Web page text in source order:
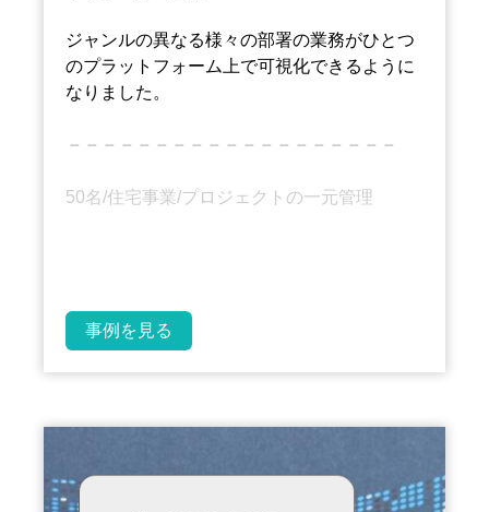
ジャンルの異なる様々の部署の業務がひとつ
のプラットフォーム上で可視化できるように
なりました。
－－－－－－－－－－－－－－－－－－－
50名/住宅事業/プロジェクトの一元管理
事例を見る